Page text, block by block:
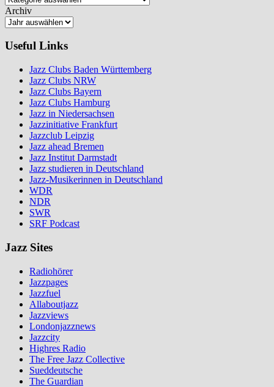
Archiv
Useful Links
Jazz Clubs Baden Württemberg
Jazz Clubs NRW
Jazz Clubs Bayern
Jazz Clubs Hamburg
Jazz in Niedersachsen
Jazzinitiative Frankfurt
Jazzclub Leipzig
Jazz ahead Bremen
Jazz Institut Darmstadt
Jazz studieren in Deutschland
Jazz-Musikerinnen in Deutschland
WDR
NDR
SWR
SRF Podcast
Jazz Sites
Radiohörer
Jazzpages
Jazzfuel
Allaboutjazz
Jazzviews
Londonjazznews
Jazzcity
Highres Radio
The Free Jazz Collective
Sueddeutsche
The Guardian